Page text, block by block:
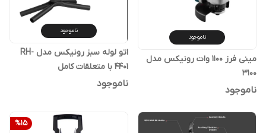
ناموجود
مینی فرز 1100 وات رونیکس مدل
3100
ناموجود
ناموجود
اتو لوله سبز رونیکس مدل RH-
4401 با متعلقات کامل
ناموجود
%15